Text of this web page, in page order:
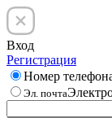
Вход
Регистрация
Номер
Эл. почта